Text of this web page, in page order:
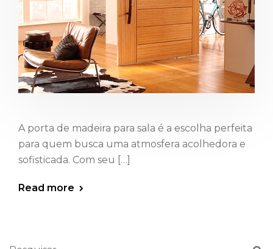
A porta de madeira para sala é a escolha perfeita
para quem busca uma atmosfera acolhedora e
sofisticada. Com seu […]
Read more